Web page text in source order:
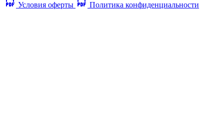
Условия оферты Политика конфиденциальности